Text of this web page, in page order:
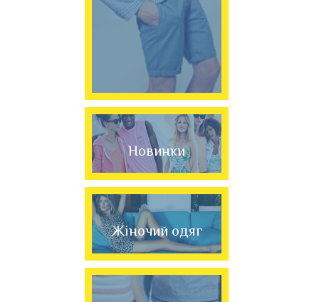
Новинки
Жіночий одяг